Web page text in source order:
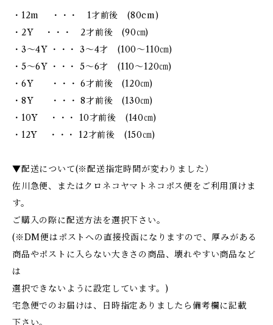
・12m ・・・ 1才前後 (80cm)
・2Y ・・・ 2才前後 (90㎝)
・3～4Y ・・・ 3～4才 (100～110㎝)
・5～6Y ・・・ 5～6才 (110～120㎝)
・6Y ・・・ 6才前後 (120㎝)
・8Y ・・・ 8才前後 (130㎝)
・10Y ・・・ 10才前後 (140㎝)
・12Y ・・・ 12才前後 (150㎝)
▼配送について(※配送指定時間が変わりました）
佐川急便、またはクロネコヤマトネコポス便をご利用頂けま
す。
ご購入の際に配送方法を選択下さい。
(※DM便はポストへの直接投函になりますので、厚みがある
商品やポストに入らない大きさの商品、壊れやすい商品など
は
選択できないように設定しています。)
宅急便でのお届けは、日時指定ありましたら備考欄に記載
下さい。